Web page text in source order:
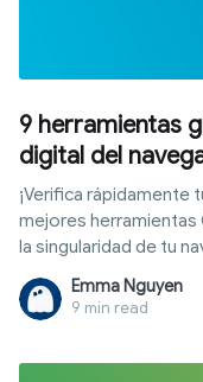
9 herramientas
digital del
¡Verifica rápidamente
mejores herramientas
la singularidad de tu
Emma Nguyen
9 min read